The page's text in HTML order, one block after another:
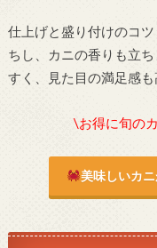
仕上げと盛り付けのコ
ちし、カニの香りも立
すく、見た目の満足感も
\お得に旬の
美味しいカ